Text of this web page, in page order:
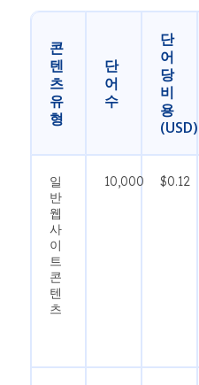
콘
텐
츠
유
형
단
어
수
단
어
당
비
용
(USD)
일
반
웹
사
이
트
콘
텐
츠
10,000 $0.12